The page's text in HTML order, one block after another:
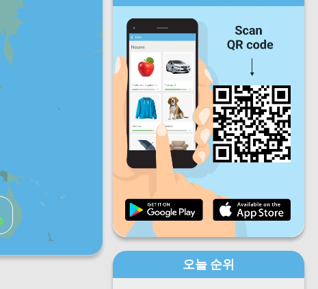
수 목
토 일
일일 진행상황
월별 진행상황
전체 진행상태
오늘 순위